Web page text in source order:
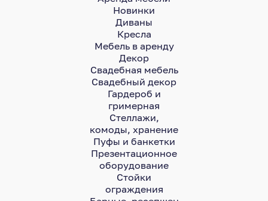
Новинки
Диваны
Кресла
Мебель в аренду
Декор
Свадебная мебель
Свадебный декор
Гардероб и
гримерная
Стеллажи,
комоды, хранение
Пуфы и банкетки
Презентационное
оборудование
Стойки
ограждения